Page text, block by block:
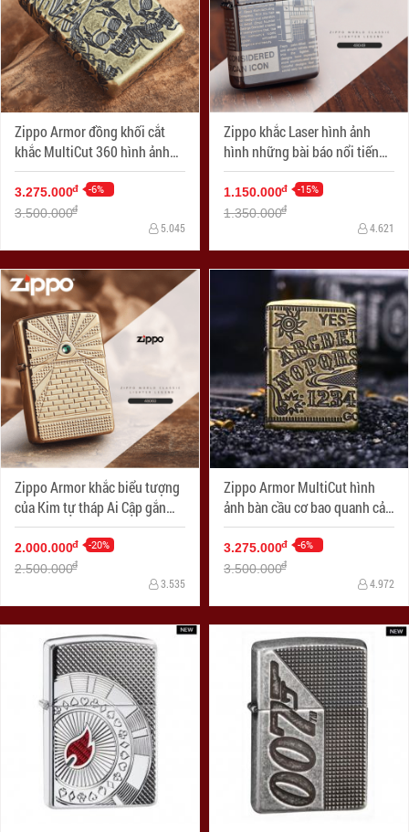
Zippo Armor đồng khối cắt
khắc MultiCut 360 hình ảnh
SKULL
3.275.000đ -6%
3.500.000đ
5.045
Zippo khắc Laser hình ảnh
hình những bài báo nổi tiếng
viết về lịch sử Zippo
1.150.000đ -15%
1.350.000đ
4.621
Zippo Armor khắc biểu tượng
của Kim tự tháp Ai Cập gắn
Viên pha lê Swarovski
2.000.000đ -20%
2.500.000đ
3.535
Zippo Armor MultiCut hình
ảnh bàn cầu cơ bao quanh cả
4 mặt
3.275.000đ -6%
3.500.000đ
4.972